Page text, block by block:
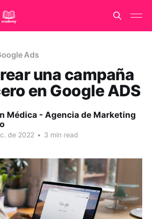
Ads
una campaña
en Google ADS
Médica - Agencia de Marketing
de 2022 • 3 min read